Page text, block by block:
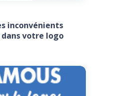
inconvénients
votre logo